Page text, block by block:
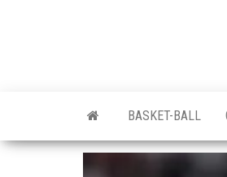
BASKET-BALL